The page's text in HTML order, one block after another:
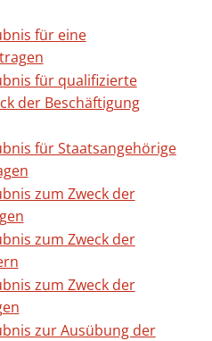
für eine
für qualifizierte
der Beschäftigung
für Staatsangehörige
zum Zweck der
zum Zweck der
zum Zweck der
zur Ausübung der